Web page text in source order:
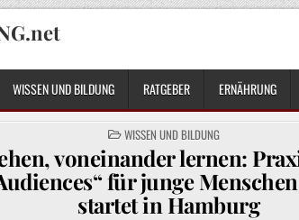
WISSEN UND BILDUNG RATGEBER ERNÄHRUNG
POSTED
IN
WISSEN UND BILDUNG
voneinander lernen:
für junge
startet in Hamburg